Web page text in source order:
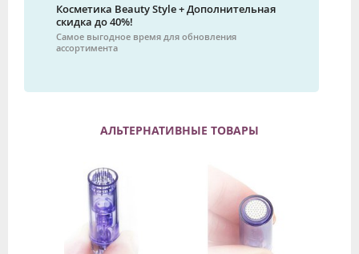
Косметика Beauty Style + Дополнительная
скидка до 40%!
Самое выгодное время для обновления
ассортимента
АЛЬТЕРНАТИВНЫЕ ТОВАРЫ